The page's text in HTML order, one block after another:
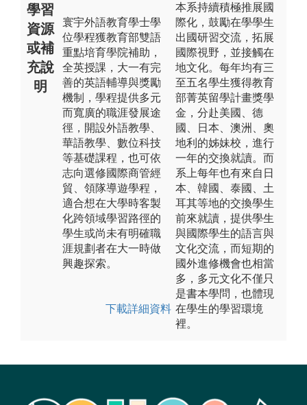
學習
資源
或補
充說
明
寰宇外語教育學士學
位學程獲教育部雙語
重點培育學院補助，
全英授課，大一有完
善的英語輔導與獎勵
機制，學程提供多元
而寬廣的職涯發展途
徑，開設外語教學、
華語教學、數位科技
等基礎課程，也可依
志向選修國際商管經
貿、領隊導遊學程，
適合想在大學時客製
化跨領域學習路徑的
學生或尚未有明確職
涯規劃者在大一時做
興趣探索。
下載詳細資料
本系持續積極推展國
際化，鼓勵在學學生
出國研習交流，拓展
國際視野，並接觸在
地文化。每年均有三
至五名學生獲得教育
部菁英留學計畫獎學
金，分赴美國、德
國、日本、澳洲、奧
地利的姊妹校，進行
一年的交換就讀。而
系上每年也有來自日
本、韓國、泰國、土
耳其等地的交換學生
前來就讀，提供學生
與國際學生的語言與
文化交流，而短期的
國外進修機會也相當
多，多元文化不僅只
是書本學問，也體現
在學生的學習環境
裡。